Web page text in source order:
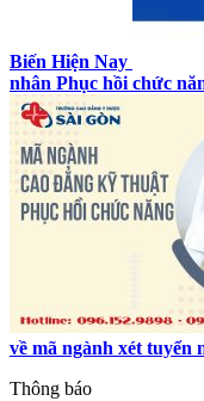
Biến Hiện Nay
nhân Phục hồi chức
về mã ngành xét tuyển
Thông báo